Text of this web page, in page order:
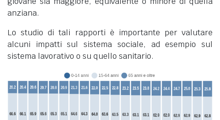
anziana.
Lo studio di tali rapporti è importante per valutare
alcuni impatti sul sistema sociale, ad esempio sul
sistema lavorativo o su quello sanitario.